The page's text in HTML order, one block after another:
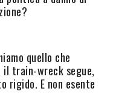
quello che
il train-wreck segue,
rigido. E non esente